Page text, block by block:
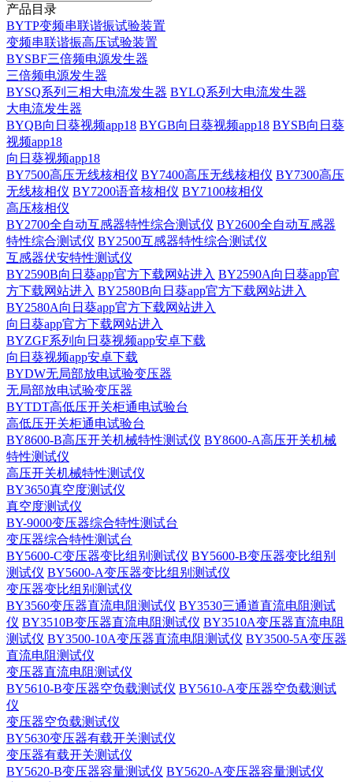
产品目录
BYTP变频串联谐振试验装置
变频串联谐振高压试验装置
BYSBF三倍频电源发生器
三倍频电源发生器
BYSQ系列三相大电流发生器 BYLQ系列大电流发生器
大电流发生器
BYQB向日葵视频app18 BYGB向日葵视频app18 BYSB向日葵
视频app18
向日葵视频app18
BY7500高压无线核相仪 BY7400高压无线核相仪 BY7300高压
无线核相仪 BY7200语音核相仪 BY7100核相仪
高压核相仪
BY2700全自动互感器特性综合测试仪 BY2600全自动互感器
特性综合测试仪 BY2500互感器特性综合测试仪
互感器伏安特性测试仪
BY2590B向日葵app官方下载网站进入 BY2590A向日葵app官
方下载网站进入 BY2580B向日葵app官方下载网站进入
BY2580A向日葵app官方下载网站进入
向日葵app官方下载网站进入
BYZGF系列向日葵视频app安卓下载
向日葵视频app安卓下载
BYDW无局部放电试验变压器
无局部放电试验变压器
BYTDT高低压开关柜通电试验台
高低压开关柜通电试验台
BY8600-B高压开关机械特性测试仪 BY8600-A高压开关机械
特性测试仪
高压开关机械特性测试仪
BY3650真空度测试仪
真空度测试仪
BY-9000变压器综合特性测试台
变压器综合特性测试台
BY5600-C变压器变比组别测试仪 BY5600-B变压器变比组别
测试仪 BY5600-A变压器变比组别测试仪
变压器变比组别测试仪
BY3560变压器直流电阻测试仪 BY3530三通道直流电阻测试
仪 BY3510B变压器直流电阻测试仪 BY3510A变压器直流电阻
测试仪 BY3500-10A变压器直流电阻测试仪 BY3500-5A变压器
直流电阻测试仪
变压器直流电阻测试仪
BY5610-B变压器空负载测试仪 BY5610-A变压器空负载测试
仪
变压器空负载测试仪
BY5630变压器有载开关测试仪
变压器有载开关测试仪
BY5620-B变压器容量测试仪 BY5620-A变压器容量测试仪